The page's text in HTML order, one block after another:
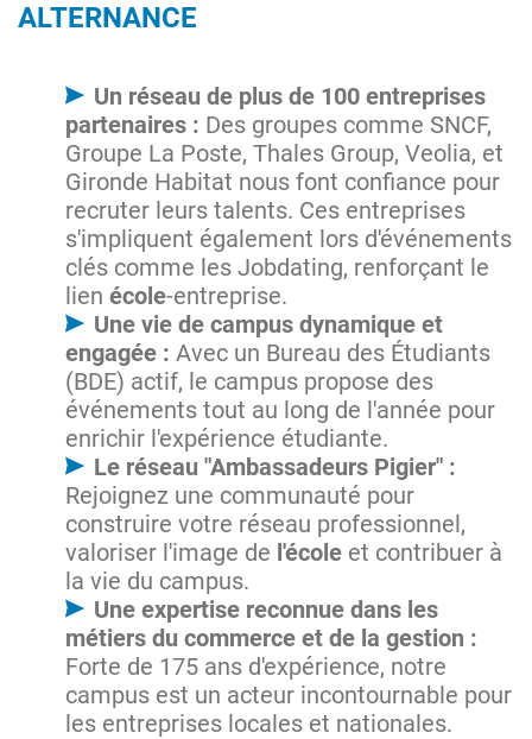
ALTERNANCE
Un réseau de plus de 100 entreprises
partenaires : Des groupes comme SNCF,
Groupe La Poste, Thales Group, Veolia, et
Gironde Habitat nous font confiance pour
recruter leurs talents. Ces entreprises
s'impliquent également lors d'événements
clés comme les Jobdating, renforçant le
lien école-entreprise.
Une vie de campus dynamique et
engagée : Avec un Bureau des Étudiants
(BDE) actif, le campus propose des
événements tout au long de l'année pour
enrichir l'expérience étudiante.
Le réseau "Ambassadeurs Pigier" :
Rejoignez une communauté pour
construire votre réseau professionnel,
valoriser l'image de l'école et contribuer à
la vie du campus.
Une expertise reconnue dans les
métiers du commerce et de la gestion :
Forte de 175 ans d'expérience, notre
campus est un acteur incontournable pour
les entreprises locales et nationales.